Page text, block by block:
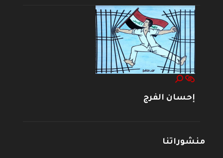
إحسان الفرج
منشوراتنا